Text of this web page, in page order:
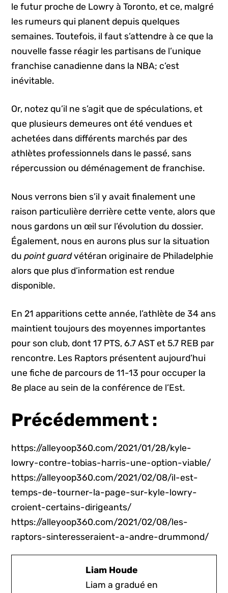
le futur proche de Lowry à Toronto, et ce, malgré
les rumeurs qui planent depuis quelques
semaines. Toutefois, il faut s’attendre à ce que la
nouvelle fasse réagir les partisans de l’unique
franchise canadienne dans la NBA; c’est
inévitable.
Or, notez qu’il ne s’agit que de spéculations, et
que plusieurs demeures ont été vendues et
achetées dans différents marchés par des
athlètes professionnels dans le passé, sans
répercussion ou déménagement de franchise.
Nous verrons bien s’il y avait finalement une
raison particulière derrière cette vente, alors que
nous gardons un œil sur l’évolution du dossier.
Également, nous en aurons plus sur la situation
dupoint guardvétéran originaire de Philadelphie
alors que plus d’information est rendue
disponible.
En 21 apparitions cette année, l’athlète de 34 ans
maintient toujours des moyennes importantes
pour son club, dont 17 PTS, 6.7 AST et 5.7 REB par
rencontre. Les Raptors présentent aujourd’hui
une fiche de parcours de 11-13 pour occuper la
8e place au sein de la conférence de l’Est.
Précédemment :
https://alleyoop360.com/2021/01/28/kyle-
lowry-contre-tobias-harris-une-option-viable/
https://alleyoop360.com/2021/02/08/il-est-
temps-de-tourner-la-page-sur-kyle-lowry-
croient-certains-dirigeants/
https://alleyoop360.com/2021/02/08/les-
raptors-sinteresseraient-a-andre-drummond/
Liam Houde
Liam a gradué en